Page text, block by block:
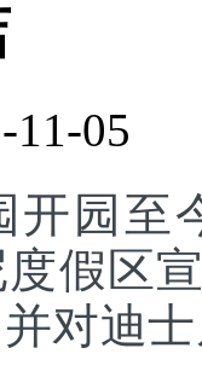
11-05
开园
假区
对迪